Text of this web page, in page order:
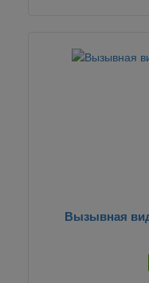
Вызывная